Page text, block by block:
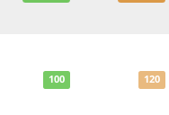
100 120